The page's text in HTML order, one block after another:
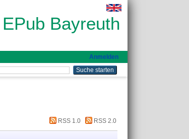
EPub Bayreuth
Anmelden
RSS 1.0 RSS 2.0